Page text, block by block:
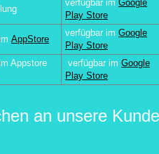
verfügbar im Google
Play Store
AppStore
verfügbar im Google
Play Store
Appstore
verfügbar im Google
Play Store
an unsere